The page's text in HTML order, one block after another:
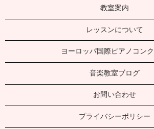
教室案内
レッスンについて
ヨーロッパ国際ピアノコン
音楽教室ブログ
お問い合わせ
プライバシーポリシー